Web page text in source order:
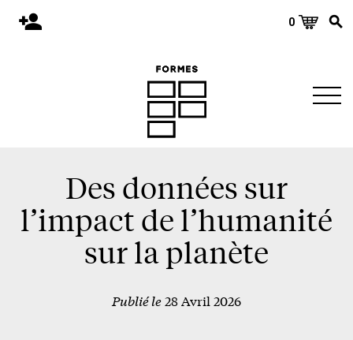
0
Matériaux
Environnement
À propos
Événements et conférences
Des données sur
l’impact de l’humanité
sur la planète
Publié le28 Avril 2026